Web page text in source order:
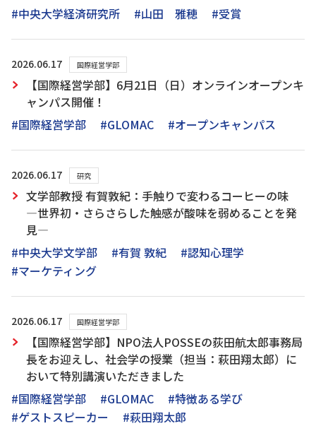
#中央大学経済研究所
#山田 雅穂 #受賞
2026.06.17 国際経営学部
【国際経営学部】6月21日（日）オンラインオープンキ
ャンパス開催！
#国際経営学部
#GLOMAC #オープンキャンパス
2026.06.17 研究
文学部教授 有賀敦紀：手触りで変わるコーヒーの味
―世界初・さらさらした触感が酸味を弱めることを発
見―
#中央大学文学部
#有賀 敦紀
#認知心理学
#マーケティング
2026.06.17 国際経営学部
【国際経営学部】NPO法人POSSEの荻田航太郎事務局
長をお迎えし、社会学の授業（担当：萩田翔太郎）に
おいて特別講演いただきました
#国際経営学部
#GLOMAC
#特徴ある学び
#ゲストスピーカー
#萩田翔太郎